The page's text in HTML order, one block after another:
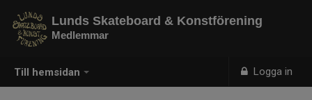
Till hemsidan Logga in
Lunds Skateboard & Konstförening
Medlemmar